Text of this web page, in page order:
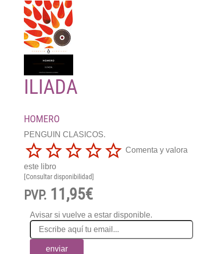
ILIADA
HOMERO
PENGUIN CLASICOS.
Comenta y valora
este libro
[Consultar disponibilidad]
PVP. 11,95€
Avisar si vuelve a estar disponible.
enviar